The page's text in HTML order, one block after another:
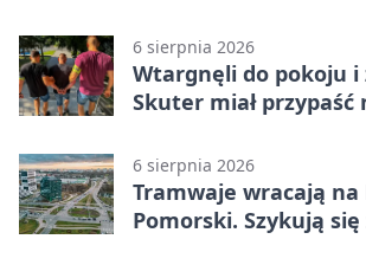
6 sierpnia 2026
Wtargnęli do pokoju i
Skuter miał
6 sierpnia 2026
Tramwaje wracają na
Pomorski. Szykują